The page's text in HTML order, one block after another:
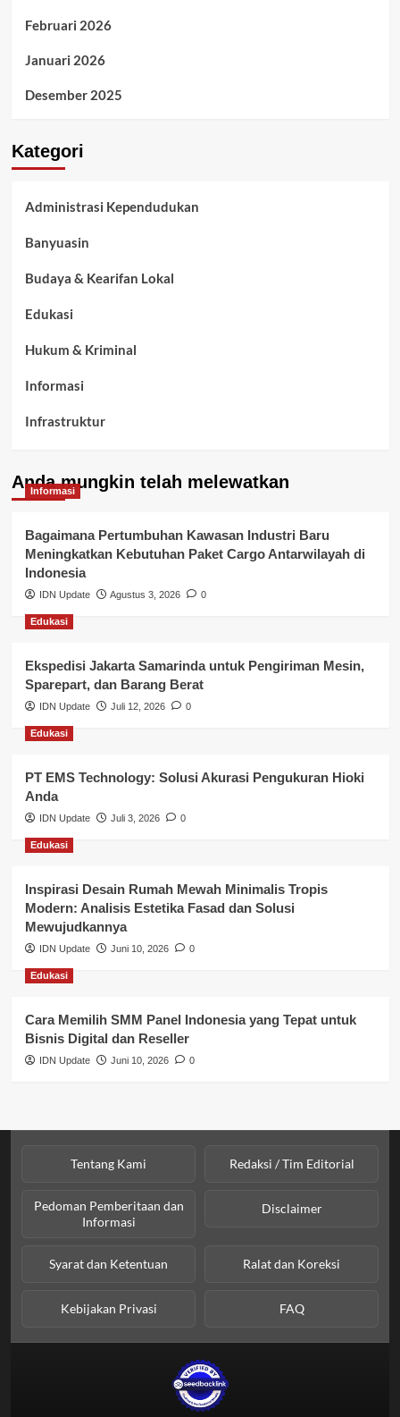
Februari 2026
Januari 2026
Desember 2025
Kategori
Administrasi Kependudukan
Banyuasin
Budaya & Kearifan Lokal
Edukasi
Hukum & Kriminal
Informasi
Infrastruktur
Kepegawaian & ASN Banyuasin
Kesehatan
Keuangan
Lalu Lintas
Layanan Publik Kabupaten Banyuasin
Nasional
Pemerintahan
Pendidikan
Perbankan & Keuangan
Perpajakan & Keuangan
Profil Wilayah Banyuasin
Sosial & Budaya
Sosial & Kesejahteraan
Anda mungkin telah melewatkan
Informasi
Bagaimana Pertumbuhan Kawasan Industri Baru
Meningkatkan Kebutuhan Paket Cargo Antarwilayah di
Indonesia
IDN Update Agustus 3, 2026 0
Edukasi
Ekspedisi Jakarta Samarinda untuk Pengiriman Mesin,
Sparepart, dan Barang Berat
IDN Update Juli 12, 2026 0
Edukasi
PT EMS Technology: Solusi Akurasi Pengukuran Hioki
Anda
IDN Update Juli 3, 2026 0
Edukasi
Inspirasi Desain Rumah Mewah Minimalis Tropis
Modern: Analisis Estetika Fasad dan Solusi
Mewujudkannya
IDN Update Juni 10, 2026 0
Edukasi
Cara Memilih SMM Panel Indonesia yang Tepat untuk
Bisnis Digital dan Reseller
IDN Update Juni 10, 2026 0
Tentang Kami Redaksi / Tim Editorial
Pedoman Pemberitaan dan
Informasi
Disclaimer
Syarat dan Ketentuan Ralat dan Koreksi
Kebijakan Privasi FAQ